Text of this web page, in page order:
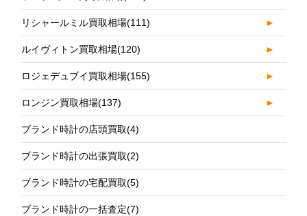
リシャールミル買取相場(111) ►
ルイヴィトン買取相場(120) ►
ロジェデュブイ買取相場(155) ►
ロンジン買取相場(137) ►
ブランド時計の店頭買取(4)
ブランド時計の出張買取(2)
ブランド時計の宅配買取(5)
ブランド時計の一括査定(7)